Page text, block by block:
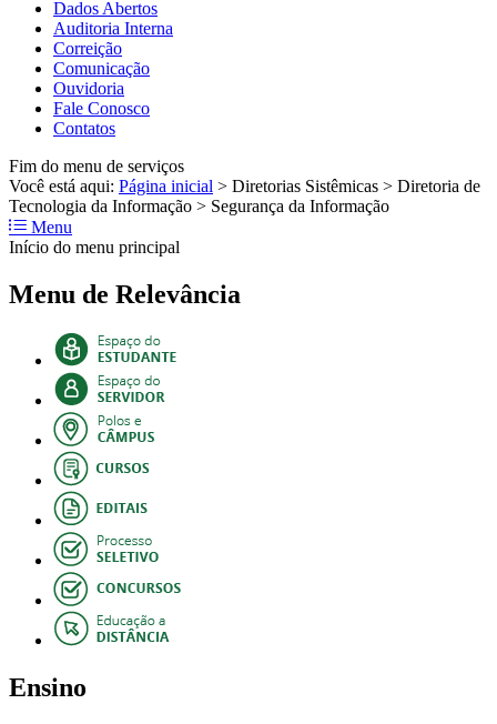
Dados Abertos
Auditoria Interna
Correição
Comunicação
Ouvidoria
Fale Conosco
Contatos
Fim do menu de serviços
Você está aqui: Página inicial > Diretorias Sistêmicas > Diretoria de
Tecnologia da Informação > Segurança da Informação
Menu
Início do menu principal
Menu de Relevância
Ensino